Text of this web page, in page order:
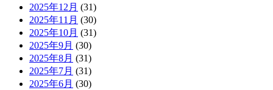
2025年12月 (31)
2025年11月 (30)
2025年10月 (31)
2025年9月 (30)
2025年8月 (31)
2025年7月 (31)
2025年6月 (30)